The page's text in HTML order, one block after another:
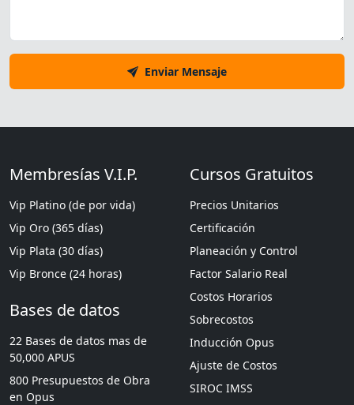
Enviar Mensaje
Membresías V.I.P.
Vip Platino (de por vida)
Vip Oro (365 días)
Vip Plata (30 días)
Vip Bronce (24 horas)
Bases de datos
22 Bases de datos mas de
50,000 APUS
800 Presupuestos de Obra
en Opus
Cursos Gratuitos
Precios Unitarios
Certificación
Planeación y Control
Factor Salario Real
Costos Horarios
Sobrecostos
Inducción Opus
Ajuste de Costos
SIROC IMSS